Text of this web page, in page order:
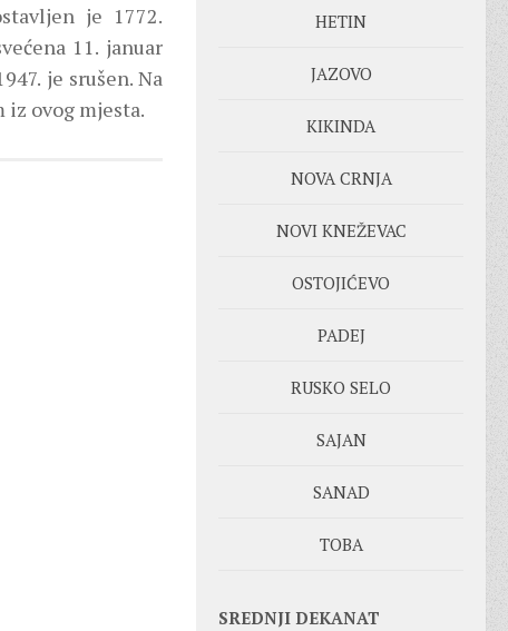
je 1772.
11. januar
je srušen. Na
iz ovog mjesta.
HETIN
JAZOVO
KIKINDA
NOVA CRNJA
NOVI KNEŽEVAC
OSTOJIĆEVO
PADEJ
RUSKO SELO
SAJAN
SANAD
TOBA
SREDNJI DEKANAT